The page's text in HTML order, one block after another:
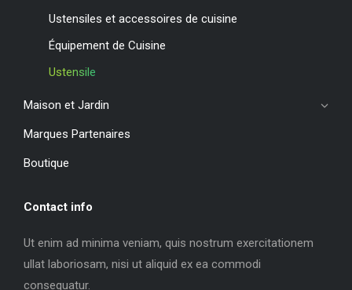
Ustensiles et accessoires de cuisine
Équipement de Cuisine
Ustensile
Maison et Jardin
Marques Partenaires
Boutique
Contact info
Ut enim ad minima veniam, quis nostrum exercitationem
ullat laboriosam, nisi ut aliquid ex ea commodi
consequatur.